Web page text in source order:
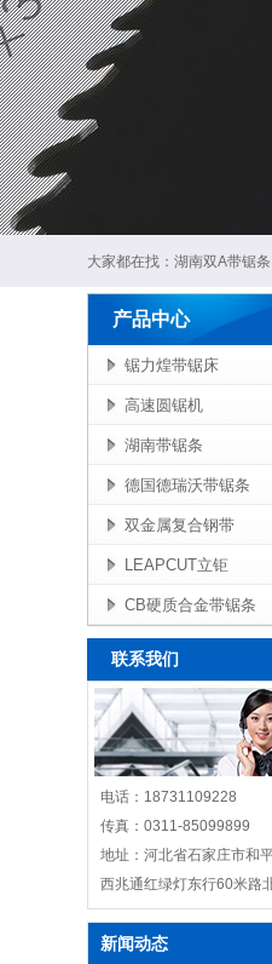
大家都在找： 湖南双A带锯条
产品中心
锯力煌带锯床
高速圆锯机
湖南带锯条
德国德瑞沃带锯条
双金属复合钢带
LEAPCUT立钜
CB硬质合金带锯条
联系我们
电话：18731109228
传真：0311-85099899
地址：河北省石家庄市和
西兆通红绿灯东行60米路
新闻动态